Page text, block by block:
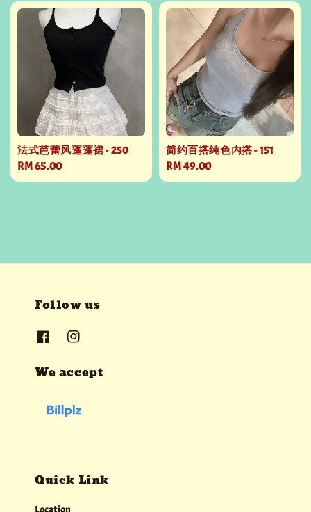
法式芭蕾风蓬蓬裙 - 250
Regular
price
RM 65.00
简约百搭纯色内搭 - 151
Regular
price
RM 49.00
Follow us
We accept
Quick Link